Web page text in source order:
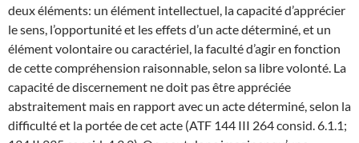
deux éléments: un élément intellectuel, la capacité d’apprécier
le sens, l’opportunité et les effets d’un acte déterminé, et un
élément volontaire ou caractériel, la faculté d’agir en fonction
de cette compréhension raisonnable, selon sa libre volonté. La
capacité de discernement ne doit pas être appréciée
abstraitement mais en rapport avec un acte déterminé, selon la
difficulté et la portée de cet acte (ATF 144 III 264 consid. 6.1.1;